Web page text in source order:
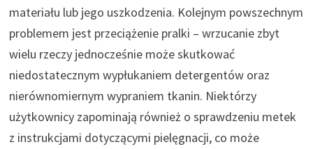
materiału lub jego uszkodzenia. Kolejnym powszechnym
problemem jest przeciążenie pralki – wrzucanie zbyt
wielu rzeczy jednocześnie może skutkować
niedostatecznym wypłukaniem detergentów oraz
nierównomiernym wypraniem tkanin. Niektórzy
użytkownicy zapominają również o sprawdzeniu metek
z instrukcjami dotyczącymi pielęgnacji, co może